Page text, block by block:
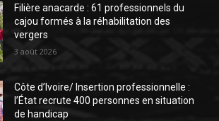
Filière anacarde : 61 professionnels du
cajou formés à la réhabilitation des
vergers
3 août 2026
Côte d’Ivoire/ Insertion professionnelle :
l’État recrute 400 personnes en situation
de handicap